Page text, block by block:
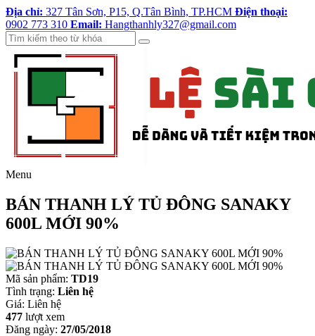
Địa chỉ: 327 Tân Sơn, P15, Q.Tân Bình, TP.HCM Điện thoại:
0902 773 310 Email: Hangthanhly327@gmail.com
Menu
BÁN THANH LÝ TỦ ĐÔNG SANAKY
600L MỚI 90%
Mã sản phẩm: TD19
Tình trạng: Liên hệ
Giá: Liên hệ
477 lượt xem
Đăng ngày: 27/05/2018